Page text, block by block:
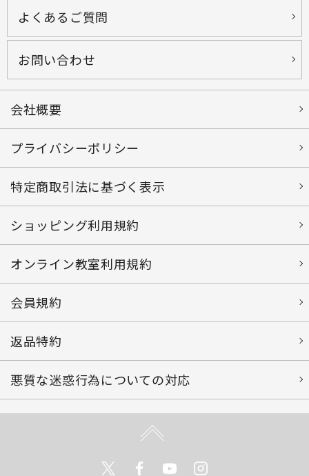
よくあるご質問
お問い合わせ
会社概要
プライバシーポリシー
特定商取引法に基づく表示
ショッピング利用規約
オンライン教室利用規約
会員規約
返品特約
悪質な迷惑行為についての対応
TwitterFacebookYoutube